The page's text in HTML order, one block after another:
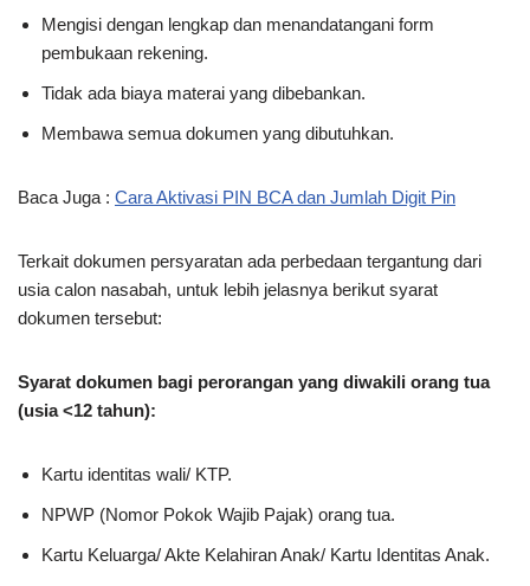
Mengisi dengan lengkap dan menandatangani form
pembukaan rekening.
Tidak ada biaya materai yang dibebankan.
Membawa semua dokumen yang dibutuhkan.
Baca Juga : Cara Aktivasi PIN BCA dan Jumlah Digit Pin
Terkait dokumen persyaratan ada perbedaan tergantung dari
usia calon nasabah, untuk lebih jelasnya berikut syarat
dokumen tersebut:
Syarat dokumen bagi perorangan yang diwakili orang tua
(usia <12 tahun):
Kartu identitas wali/ KTP.
NPWP (Nomor Pokok Wajib Pajak) orang tua.
Kartu Keluarga/ Akte Kelahiran Anak/ Kartu Identitas Anak.